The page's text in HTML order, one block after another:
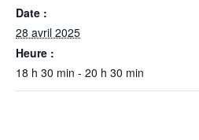
Date :
28 avril 2025
Heure :
18 h 30 min - 20 h 30 min